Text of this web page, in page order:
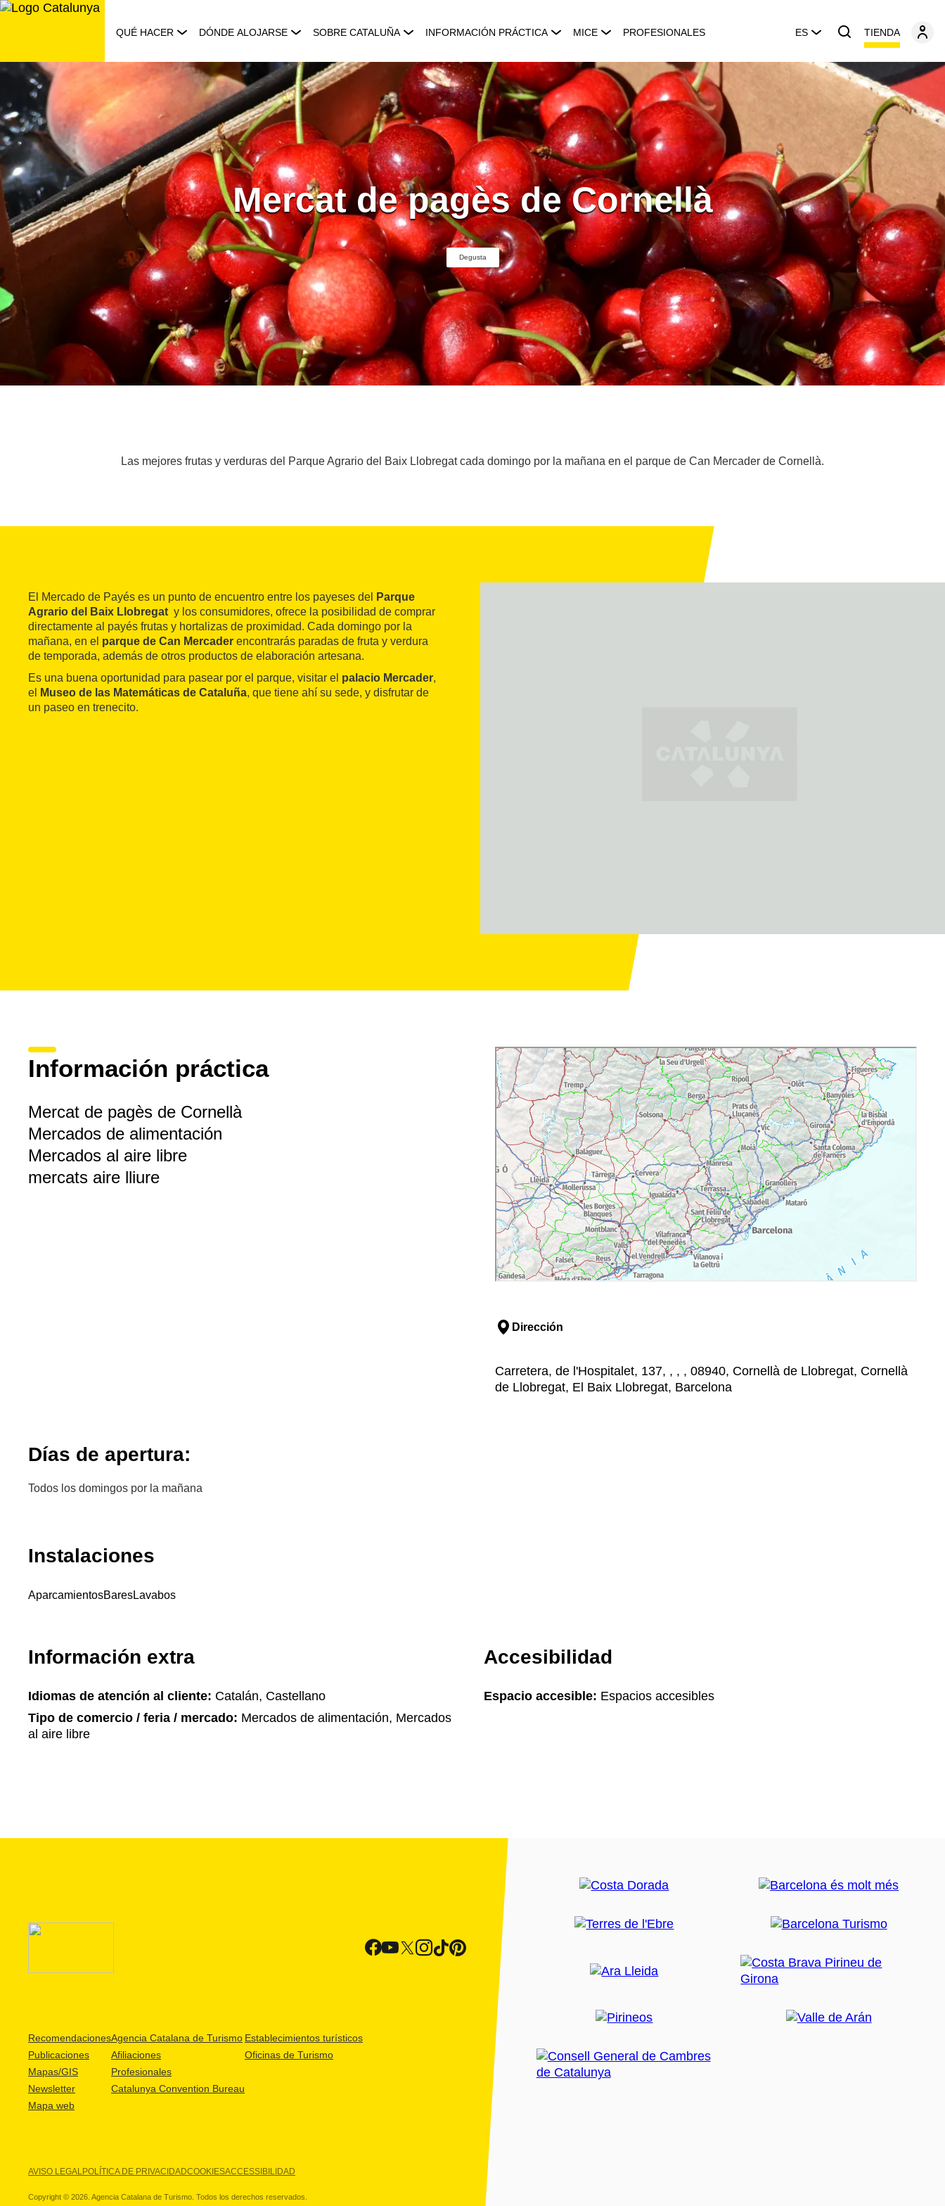
Saltar
QUÉ HACER DÓNDE ALOJARSE SOBRE CATALUÑA INFORMACIÓN PRÁCTICA MICE PROFESIONALES ES TIENDA
Mercat de pagès de Cornellà
Degusta
Las mejores frutas y verduras del Parque Agrario del Baix Llobregat cada domingo por la mañana en el parque de Can Mercader de Cornellà.
El Mercado de Payés es un punto de encuentro entre los payeses del
Parque
Agrario del Baix Llobregat y los consumidores, ofrece la posibilidad de comprar
directamente al payés frutas y hortalizas de proximidad. Cada domingo por la
mañana, en el parque de Can Mercader encontrarás paradas de fruta y verdura
de temporada, además de otros productos de elaboración artesana.
Es una buena oportunidad para pasear por el parque, visitar el palacio Mercader,
el
Museo de las Matemáticas de Cataluña, que tiene ahí su sede, y disfrutar de
un paseo en trenecito.
Información práctica
Mercat de pagès de Cornellà
Mercados de alimentación
Mercados al aire libre
mercats aire lliure
Dirección
Carretera, de l'Hospitalet, 137, , , , 08940, Cornellà de Llobregat, Cornellà
de Llobregat, El Baix Llobregat, Barcelona
Días de apertura:
Todos los domingos por la mañana
Instalaciones
AparcamientosBaresLavabos
Información extra
Idiomas de atención al cliente: Catalán, Castellano
Tipo de comercio / feria / mercado: Mercados de alimentación, Mercados
al aire libre
Accesibilidad
Espacio accesible: Espacios accesibles
Recomendaciones
Publicaciones
Mapas/GIS
Newsletter
Mapa web
Agencia Catalana de Turismo
Afiliaciones
Profesionales
Catalunya Convention Bureau
Establecimientos turísticos
Oficinas de Turismo
AVISO LEGALPOLÍTICA DE PRIVACIDADCOOKIESACCESSIBILIDAD
Copyright © 2026. Agencia Catalana de Turismo. Todos los derechos reservados.